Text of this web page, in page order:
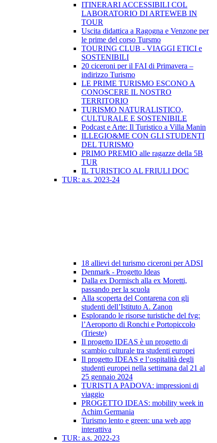
ITINERARI ACCESSIBILI COL
LABORATORIO DI ARTEWEB IN
TOUR
Uscita didattica a Ragogna e Venzone per
le prime del corso Tursmo
TOURING CLUB - VIAGGI ETICI e
SOSTENIBILI
20 ciceroni per il FAI di Primavera –
indirizzo Turismo
LE PRIME TURISMO ESCONO A
CONOSCERE IL NOSTRO
TERRITORIO
TURISMO NATURALISTICO,
CULTURALE E SOSTENIBILE
Podcast e Arte: Il Turistico a Villa Manin
ILLEGIO&ME CON GLI STUDENTI
DEL TURISMO
PRIMO PREMIO alle ragazze della 5B
TUR
IL TURISTICO AL FRIULI DOC
TUR: a.s. 2023-24
18 allievi del turismo ciceroni per ADSI
Denmark - Progetto Ideas
Dalla ex Dormisch alla ex Moretti,
passando per la scuola
Alla scoperta del Contarena con gli
studenti dell’Istituto A. Zanon
Esplorando le risorse turistiche del fvg:
l’Aeroporto di Ronchi e Portopiccolo
(Trieste)
Il progetto IDEAS è un progetto di
scambio culturale tra studenti europei
Il progetto IDEAS e l’ospitalità degli
studenti europei nella settimana dal 21 al
25 gennaio 2024
TURISTI A PADOVA: impressioni di
viaggio
PROGETTO IDEAS: mobility week in
Achim Germania
Turismo lento e green: una web app
interattiva
TUR: a.s. 2022-23